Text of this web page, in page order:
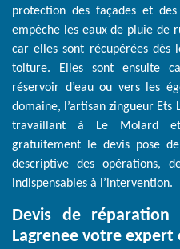
protection des façades et
empêche les eaux de pluie de
car elles sont récupérées dès
toiture. Elles sont ensuite
réservoir d’eau ou vers les
domaine, l’artisan zingueur
travaillant à Le Molard
gratuitement le devis pose
descriptive des opérations,
indispensables à l’intervention.
Devis de
Lagrenee votre